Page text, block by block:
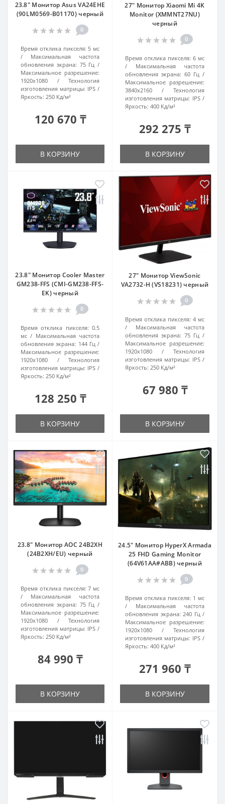
23.8" Монитор Asus VA24EHE
(90LM0569-B01170) черный
0
Время отклика пикселя: 5 мс
Максимальная частота
обновления экрана: 75 Гц
Максимальное разрешение:
1920x1080
Технология
изготовления матрицы: IPS
Яркость: 250 Кд/м²
120 670 ₸
В КОРЗИНУ
27" Монитор Xiaomi Mi 4K
Monitor (XMMNT27NU)
черный
0
Время отклика пикселя: 6 мс
Максимальная частота
обновления экрана: 60 Гц
Максимальное разрешение:
3840x2160
Технология
изготовления матрицы: IPS
Яркость: 400 Кд/м²
292 275 ₸
В КОРЗИНУ
23.8" Монитор Cooler Master
GM238-FFS (CMI-GM238-FFS-
EK) черный
0
Время отклика пикселя: 0.5
мс
Максимальная частота
обновления экрана: 144 Гц
Максимальное разрешение:
1920x1080
Технология
изготовления матрицы: IPS
Яркость: 250 Кд/м²
128 250 ₸
В КОРЗИНУ
27" Монитор ViewSonic
VA2732-H (VS18231) черный
0
Время отклика пикселя: 4 мс
Максимальная частота
обновления экрана: 75 Гц
Максимальное разрешение:
1920x1080
Технология
изготовления матрицы: IPS
Яркость: 250 Кд/м²
67 980 ₸
В КОРЗИНУ
23.8" Монитор AOC 24B2XH
(24B2XH/EU) черный
0
Время отклика пикселя: 7 мс
Максимальная частота
обновления экрана: 75 Гц
Максимальное разрешение:
1920x1080
Технология
изготовления матрицы: IPS
Яркость: 250 Кд/м²
84 990 ₸
В КОРЗИНУ
24.5" Монитор HyperX Armada
25 FHD Gaming Monitor
(64V61AA#ABB) черный
0
Время отклика пикселя: 1 мс
Максимальная частота
обновления экрана: 240 Гц
Максимальное разрешение:
1920x1080
Технология
изготовления матрицы: IPS
Яркость: 400 Кд/м²
271 960 ₸
В КОРЗИНУ